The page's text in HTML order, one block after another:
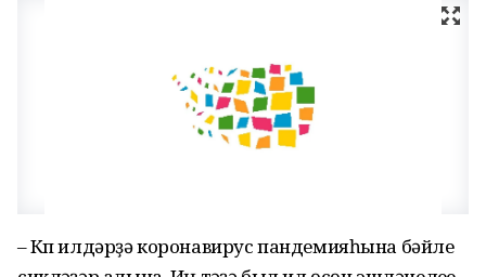
– Күп илдәрҙә коронавирус пандемияһына бәйле